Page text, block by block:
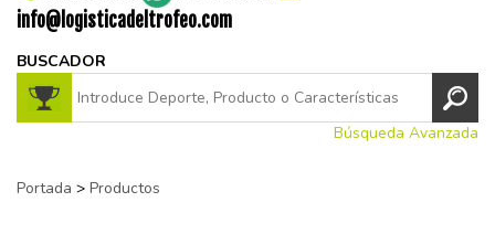
info@logisticadeltrofeo.com
BUSCADOR
Búsqueda Avanzada
Portada > Productos